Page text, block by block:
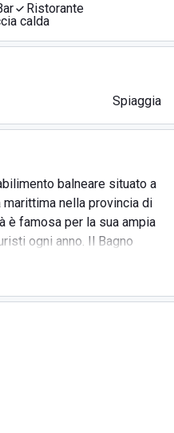
Ristorante
calda
Spiaggia
balneare situato a
nella provincia di
è famosa per la sua ampia
ogni anno. Il Bagno
il centro storico e il
numerosi alberghi,